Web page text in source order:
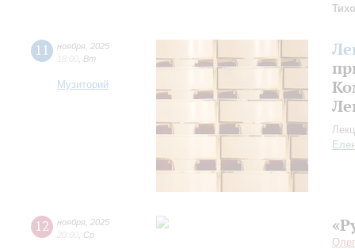
11 ноября 2025
18:00 Вт
Музиторий
12 ноября 2025
20:00 Ср